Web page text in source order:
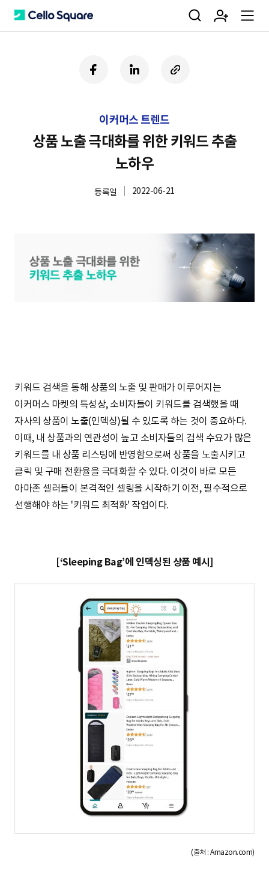
C
a
r
검 회 m
페
이
크
U
R
하
기
이커머스 트렌드
상품 노출 극대화를 위한 키워드 추출
노하우
등록일 2022-06-21
키워드 검색을 통해 상품의 노출 및 판매가 이루어지는
이커머스 마켓의 특성상, 소비자들이 키워드를 검색했을 때
자사의 상품이 노출(인덱싱)될 수 있도록 하는 것이 중요하다.
이때, 내 상품과의 연관성이 높고 소비자들의 검색 수요가 많은
키워드를 내 상품 리스팅에 반영함으로써 상품을 노출시키고
클릭 및 구매 전환율을 극대화할 수 있다. 이것이 바로 모든
아마존 셀러들이 본격적인 셀링을 시작하기 이전, 필수적으로
선행해야 하는 '키워드 최적화' 작업이다.
[‘Sleeping Bag’에 인덱싱된 상품 예시]
(출처 : Amazon.com)